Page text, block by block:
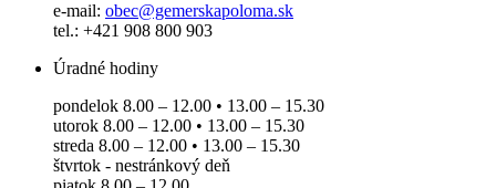
e-mail: obec@gemerskapoloma.sk
tel.: +421 908 800 903
Úradné hodiny
pondelok 8.00 – 12.00 • 13.00 – 15.30
utorok 8.00 – 12.00 • 13.00 – 15.30
streda 8.00 – 12.00 • 13.00 – 15.30
štvrtok - nestránkový deň